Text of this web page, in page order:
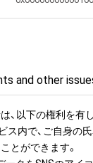
and other
、以下の権利を有
ス内で、ご自身の
とができます。